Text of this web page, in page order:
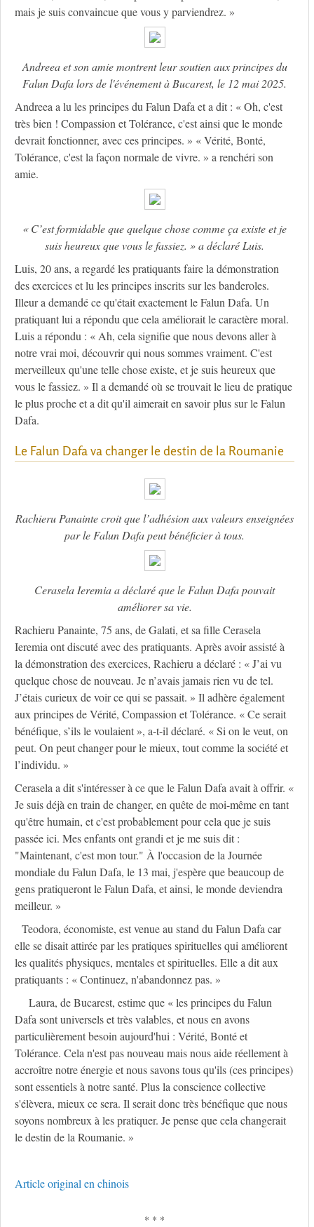
mais je suis convaincue que vous y parviendrez. »
Andreea et son amie montrent leur soutien aux principes du
Falun Dafa lors de l'événement à Bucarest, le 12 mai 2025.
Andreea a lu les principes du Falun Dafa et a dit : « Oh, c'est
très bien ! Compassion et Tolérance, c'est ainsi que le monde
devrait fonctionner, avec ces principes. » « Vérité, Bonté,
Tolérance, c'est la façon normale de vivre. » a renchéri son
amie.
« C’est formidable que quelque chose comme ça existe et je
suis heureux que vous le fassiez. » a déclaré Luis.
Luis, 20 ans, a regardé les pratiquants faire la démonstration
des exercices et lu les principes inscrits sur les banderoles.
Illeur a demandé ce qu'était exactement le Falun Dafa. Un
pratiquant lui a répondu que cela améliorait le caractère moral.
Luis a répondu : « Ah, cela signifie que nous devons aller à
notre vrai moi, découvrir qui nous sommes vraiment. C'est
merveilleux qu'une telle chose existe, et je suis heureux que
vous le fassiez. » Il a demandé où se trouvait le lieu de pratique
le plus proche et a dit qu'il aimerait en savoir plus sur le Falun
Dafa.
Le Falun Dafa va changer le destin de la Roumanie
Rachieru Panainte croit que l’adhésion aux valeurs enseignées
par le Falun Dafa peut bénéficier à tous.
Cerasela Ieremia a déclaré que le Falun Dafa pouvait
améliorer sa vie.
Rachieru Panainte, 75 ans, de Galati, et sa fille Cerasela
Ieremia ont discuté avec des pratiquants. Après avoir assisté à
la démonstration des exercices, Rachieru a déclaré : « J’ai vu
quelque chose de nouveau. Je n’avais jamais rien vu de tel.
J’étais curieux de voir ce qui se passait. » Il adhère également
aux principes de Vérité, Compassion et Tolérance. « Ce serait
bénéfique, s’ils le voulaient », a-t-il déclaré. « Si on le veut, on
peut. On peut changer pour le mieux, tout comme la société et
l’individu. »
Cerasela a dit s'intéresser à ce que le Falun Dafa avait à offrir. «
Je suis déjà en train de changer, en quête de moi-même en tant
qu'être humain, et c'est probablement pour cela que je suis
passée ici. Mes enfants ont grandi et je me suis dit :
"Maintenant, c'est mon tour." À l'occasion de la Journée
mondiale du Falun Dafa, le 13 mai, j'espère que beaucoup de
gens pratiqueront le Falun Dafa, et ainsi, le monde deviendra
meilleur. »
Teodora, économiste, est venue au stand du Falun Dafa car
elle se disait attirée par les pratiques spirituelles qui améliorent
les qualités physiques, mentales et spirituelles. Elle a dit aux
pratiquants : « Continuez, n'abandonnez pas. »
Laura, de Bucarest, estime que « les principes du Falun
Dafa sont universels et très valables, et nous en avons
particulièrement besoin aujourd'hui : Vérité, Bonté et
Tolérance. Cela n'est pas nouveau mais nous aide réellement à
accroître notre énergie et nous savons tous qu'ils (ces principes)
sont essentiels à notre santé. Plus la conscience collective
s'élèvera, mieux ce sera. Il serait donc très bénéfique que nous
soyons nombreux à les pratiquer. Je pense que cela changerait
le destin de la Roumanie. »
Article original en chinois
* * *